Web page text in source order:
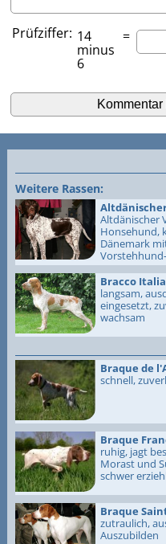
Prüfziffer: 14
minus
6
=
Weitere Rassen:
Altdänischer
Honsehund,
Dänemark
Bracco
langsam,
eingesetzt,
wachsam
Braque de
schnell,
Braque
ruhig, jagt
Morast und
schwer
Braque
zutraulich,
Auszubilden